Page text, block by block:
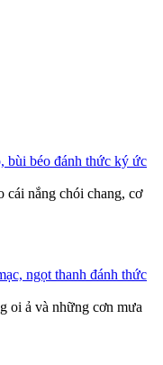
bùi béo đánh thức ký ức
cái nắng chói chang, cơ
ngọt thanh đánh thức
oi ả và những cơn mưa